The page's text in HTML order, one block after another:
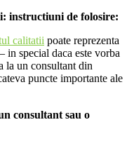
instructiuni de folosire:
calitatii poate reprezenta
in special daca este vorba
la un consultant din
puncte importante ale
consultant sau o